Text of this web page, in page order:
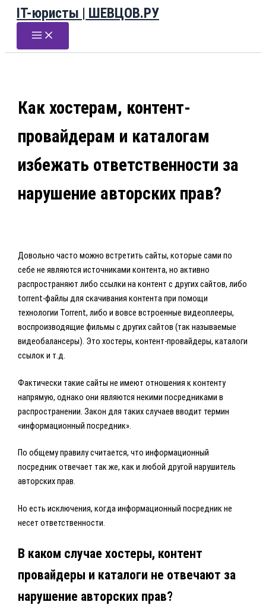
Перейти
содержимому
IT-юристы | ШЕВЦОВ.РУ
Как хостерам, контент-
провайдерам и каталогам
избежать ответственности за
нарушение авторских прав?
Довольно часто можно встретить сайты, которые сами по
себе не являются источниками контента, но активно
распространяют либо ссылки на контент с других сайтов, либо
torrent-файлы для скачивания контента при помощи
технологии Torrent, либо и вовсе встроенные видеоплееры,
воспроизводящие фильмы с других сайтов (так называемые
видеобалансеры). Это хостеры, контент-провайдеры, каталоги
ссылок и т.д.
Фактически такие сайты не имеют отношения к контенту
напрямую, однако они являются некими посредниками в
распространении. Закон для таких случаев вводит термин
«информационный посредник».
По общему правилу считается, что информационный
посредник отвечает так же, как и любой другой нарушитель
авторских прав.
Но есть исключения, когда информационный посредник не
несет ответственности.
В каком случае хостеры, контент
провайдеры и каталоги не отвечают за
нарушение авторских прав?